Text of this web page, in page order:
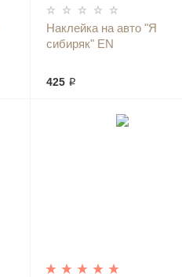
Наклейка на авто "Я
сибиряк" EN
425 ₽